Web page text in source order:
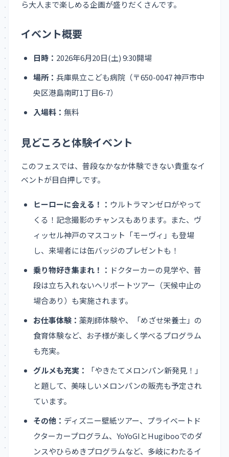
ら大人まで楽しめる企画が盛りだくさんです。
イベント概要
日時： 2026年6月20日(土) 9:30開場
場所： 兵庫県立こども病院（〒650-0047 神戸市中
央区港島南町1丁目6-7）
入場料： 無料
見どころと体験イベント
このフェスでは、普段なかなか体験できない貴重なイ
ベントが目白押しです。
ヒーローに会える！： ウルトラマンゼロがやって
くる！記念撮影のチャンスもあります。また、ヴ
ィッセル神戸のマスコット「モーヴィ」も登場
し、来場者には缶バッジのプレゼントも！
乗り物好き集まれ！： ドクターカーの見学や、普
段は立ち入れないヘリポートツアー（天候中止の
場合あり）も実施されます。
お仕事体験： 薬剤師体験や、「めざせ栄養士」の
食育体験など、お子様が楽しく学べるプログラム
も充実。
グルメも充実：
「やきたてメロンパン新発見！」
と題して、美味しいメロンパンの販売も予定され
ています。
その他： ディズニー壁紙ツアー、プライベートド
クターカープログラム、YoYoGIとHugibooでのダ
ンスやひらめきプログラムなど、多岐にわたるイ